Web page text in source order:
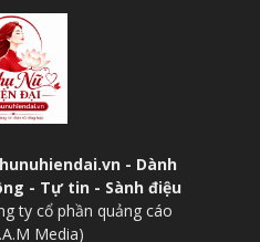
- Dành
- Tự tin - Sành điệu
ty cổ phần quảng cáo
Media)